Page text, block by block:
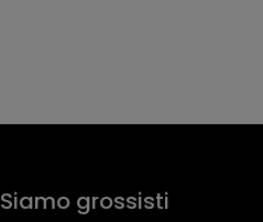
Siamo grossisti